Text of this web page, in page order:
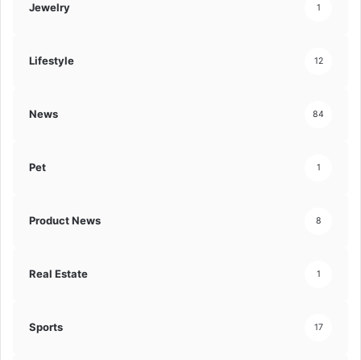
Jewelry 1
Lifestyle 12
News 84
Pet 1
Product News 8
Real Estate 1
Sports 17